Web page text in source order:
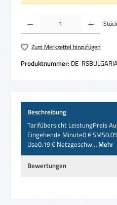
Produkt Anzahl: Gib den gewünschten
Stück
Zum Merkzettel hinzufügen
Produktnummer: DE-
Beschreibung
Tarifübersicht LeistungPreis
Eingehende Minute0 €
Use0.19 € Netzgeschw… Mehr
Bewertungen